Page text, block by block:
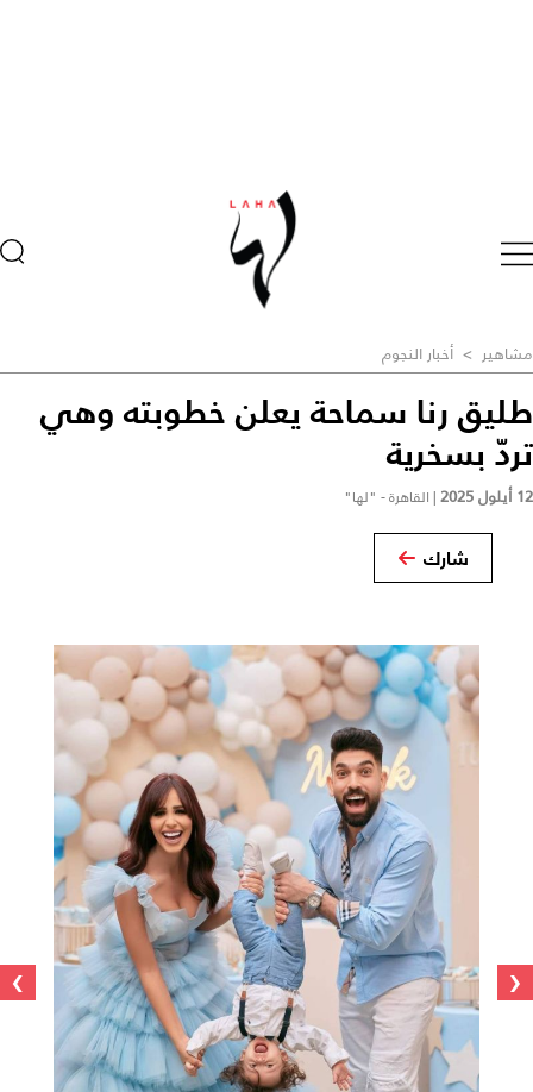
مشاهير > أخبار النجوم
طليق رنا سماحة يعلن خطوبته وهي
تردّ بسخرية
12 أيلول 2025 | القاهرة - "لها"
شارك
‹
›